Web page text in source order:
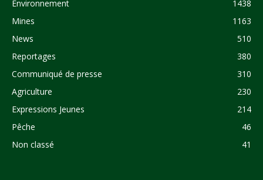
Environnement
1438
Mines
1163
News
510
Reportages
380
Communiqué de presse
310
Agriculture
230
Expressions Jeunes
214
Pêche
46
Non classé
41